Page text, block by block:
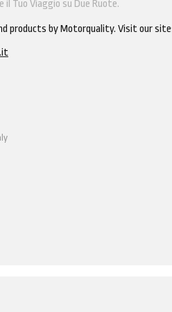
il Tuo Viaggio su Due Ruote.
products by Motorquality. Visit our